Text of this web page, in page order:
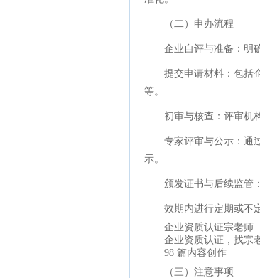
（二）申办流程
企业自评与准备：明
提交申请材料：包括
等。
初审与核查：评审机
专家评审与公示：通
示。
颁发证书与后续监管
效期内进行定期或不
企业资质认证宗老师
企业资质认证，找宗
98 篇内容创作
（三）注意事项